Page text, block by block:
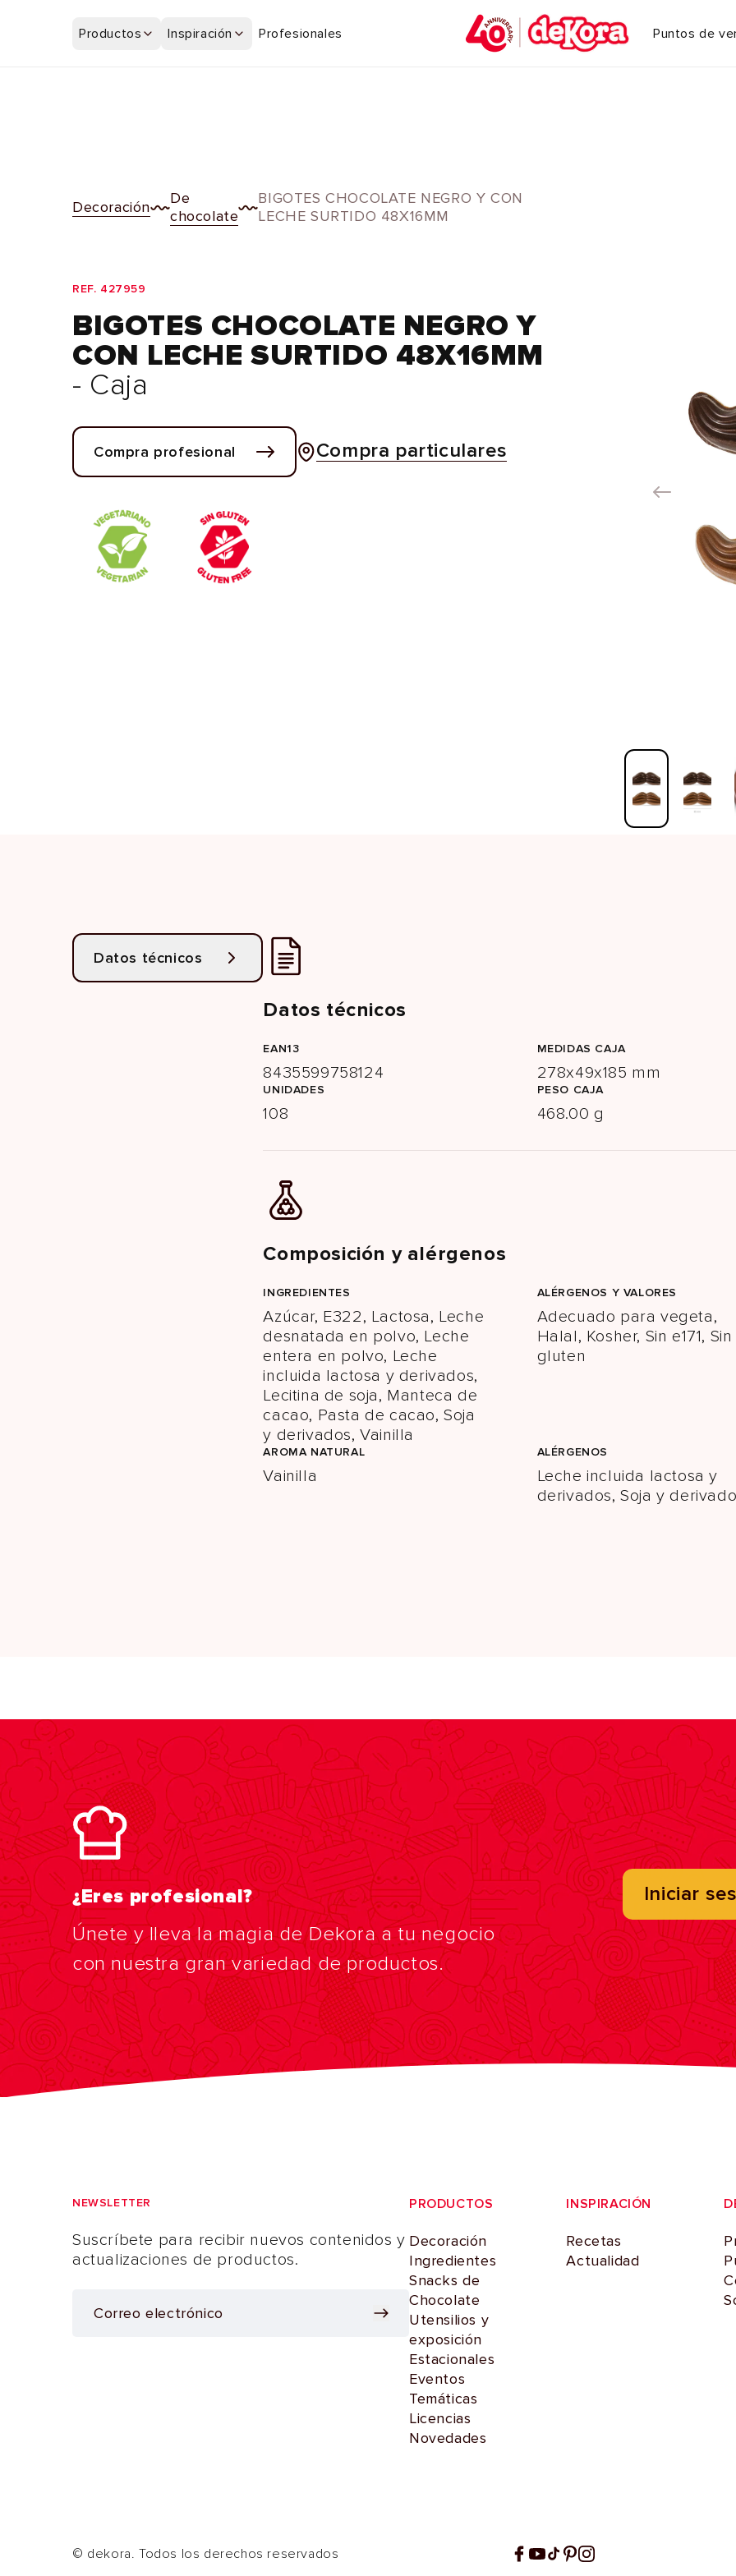
al contenidoProductos Inspiración Profesionales Puntos de
Decoración
De
chocolate
BIGOTES CHOCOLATE NEGRO Y CON
LECHE SURTIDO 48X16MM
REF. 427959
BIGOTES CHOCOLATE NEGRO Y
CON LECHE SURTIDO 48X16MM
- Caja
Compra profesional Compra particulares
Datos técnicos
Datos técnicos
EAN13
8435599758124
UNIDADES
108
MEDIDAS CAJA
278x49x185 mm
PESO CAJA
468.00 g
Composición y alérgenos
INGREDIENTES
Azúcar, E322, Lactosa, Leche
desnatada en polvo, Leche
entera en polvo, Leche
incluida lactosa y derivados,
Lecitina de soja, Manteca de
cacao, Pasta de cacao, Soja
y derivados, Vainilla
ALÉRGENOS Y VALORES
Adecuado para vegeta,
Halal, Kosher, Sin e171, Sin
gluten
AROMA NATURAL
Vainilla
ALÉRGENOS
Leche incluida lactosa y
derivados, Soja y
¿Eres profesional?
Únete y lleva la magia de Dekora a tu negocio
con nuestra gran variedad de productos.
Iniciar
NEWSLETTER
Suscríbete para recibir nuevos contenidos y
actualizaciones de productos.
PRODUCTOS
Decoración
Ingredientes
Snacks de
Chocolate
Utensilios y
exposición
Estacionales
Eventos
Temáticas
Licencias
Novedades
INSPIRACIÓN
Recetas
Actualidad
© dekora. Todos los derechos reservados Facebook
YouTube
TikTokPinterest
Instagram